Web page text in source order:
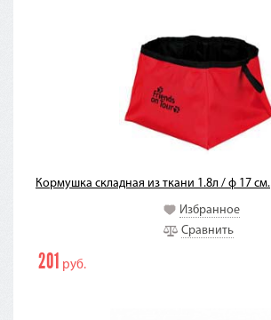
Кормушка складная из ткани 1.8л / ф 17 см.
Избранное
Сравнить
201 руб.